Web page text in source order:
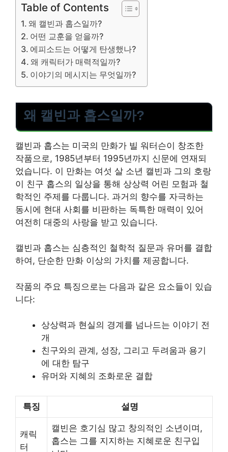
Table of Contents
왜 캘빈과 홉스일까?
어떤 교훈을 얻을까?
에피소드는 어떻게 탄생했나?
왜 캐릭터가 매력적일까?
이야기의 메시지는 무엇일까?
왜 캘빈과 홉스일까?
캘빈과 홉스는 미국의 만화가 빌 워터슨이 창조한
작품으로, 1985년부터 1995년까지 신문에 연재되
었습니다. 이 만화는 여섯 살 소년 캘빈과 그의 호랑
이 친구 홉스의 일상을 통해 상상력 어린 모험과 철
학적인 주제를 다룹니다. 과거의 향수를 자극하는
동시에 현대 사회를 비판하는 독특한 매력이 있어
여전히 대중의 사랑을 받고 있습니다.
캘빈과 홉스는 심층적인 철학적 질문과 유머를 결합
하여, 단순한 만화 이상의 가치를 제공합니다.
작품의 주요 특징으로는 다음과 같은 요소들이 있습
니다:
상상력과 현실의 경계를 넘나드는 이야기 전
개
친구와의 관계, 성장, 그리고 두려움과 용기
에 대한 탐구
유머와 지혜의 조화로운 결합
특징 설명
캐릭
터
캘빈은 호기심 많고 창의적인 소년이며,
홉스는 그를 지지하는 지혜로운 친구입